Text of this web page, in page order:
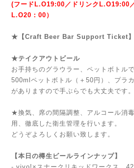
(フードL.O19:00／ドリンクL.O19:00
L.O20：00）
★【Craft Beer Bar Support Ticket】
★テイクアウトビール
お手持ちのグラウラー、ペットボトル
500mlペットボトル（＋50円）、プラ
がありますので手ぶらでも大丈夫です。
★換気、席の間隔調整、アルコール消
用、徹底した衛生管理を行います。
どうぞよろしくお願い致します。
【本日の樽生ビールラインナップ】